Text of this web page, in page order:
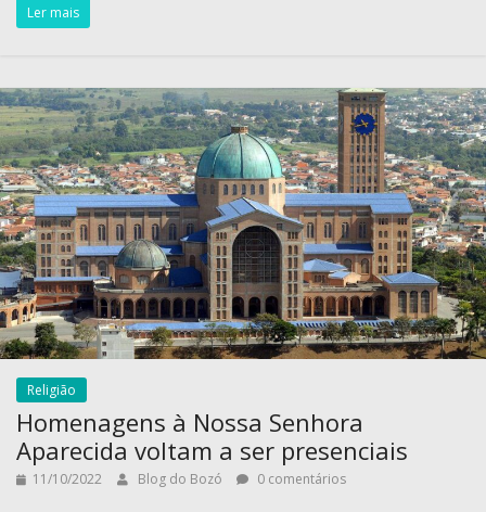
Ler mais
Religião
Homenagens à Nossa Senhora
Aparecida voltam a ser presenciais
11/10/2022 Blog do Bozó 0 comentários